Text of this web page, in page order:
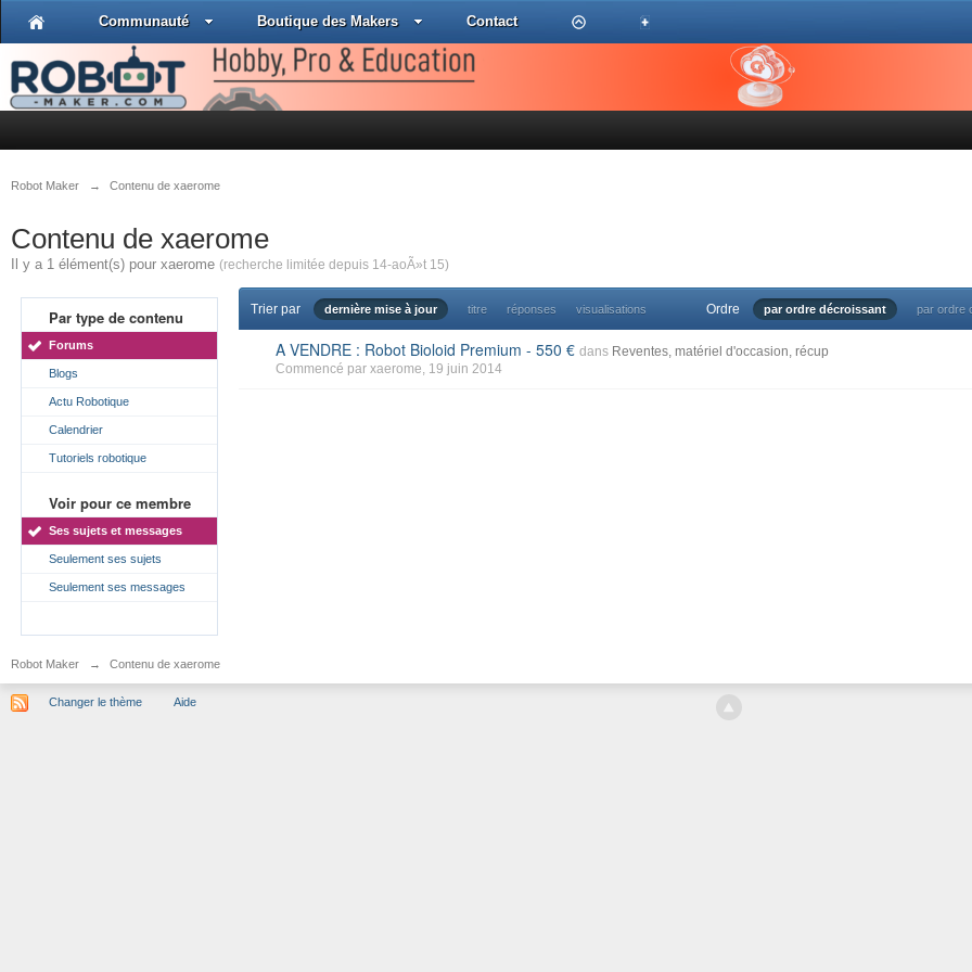
Communauté Boutique des Makers Contact
Robot Maker → Contenu de xaerome
Contenu de xaerome
Il y a 1 élément(s) pour xaerome (recherche limitée depuis 14-aoÃ»t 15)
Par type de contenu
Forums
Blogs
Actu Robotique
Calendrier
Tutoriels robotique
Voir pour ce membre
Ses sujets et messages
Seulement ses sujets
Seulement ses messages
Trier par dernière mise à jour titre réponses visualisations Ordre par ordre décroissant par ordre
A VENDRE : Robot Bioloid Premium - 550 dans Reventes, matériel d'occasion, récup
Commencé par xaerome, 19 juin 2014
Robot Maker → Contenu de xaerome
Changer le thème Aide